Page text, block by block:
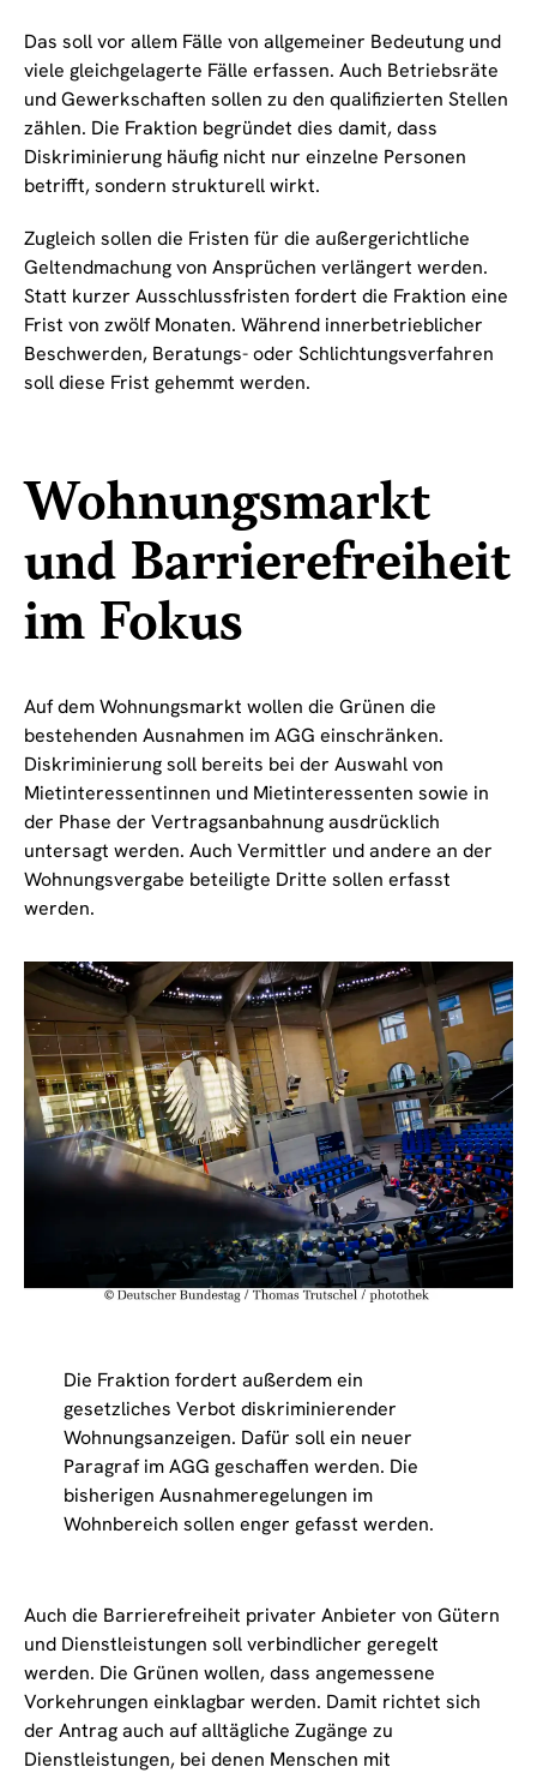
Das soll vor allem Fälle von allgemeiner Bedeutung und
viele gleichgelagerte Fälle erfassen. Auch Betriebsräte
und Gewerkschaften sollen zu den qualifizierten Stellen
zählen. Die Fraktion begründet dies damit, dass
Diskriminierung häufig nicht nur einzelne Personen
betrifft, sondern strukturell wirkt.
Zugleich sollen die Fristen für die außergerichtliche
Geltendmachung von Ansprüchen verlängert werden.
Statt kurzer Ausschlussfristen fordert die Fraktion eine
Frist von zwölf Monaten. Während innerbetrieblicher
Beschwerden, Beratungs- oder Schlichtungsverfahren
soll diese Frist gehemmt werden.
Wohnungsmarkt
und Barrierefreiheit
im Fokus
Auf dem Wohnungsmarkt wollen die Grünen die
bestehenden Ausnahmen im AGG einschränken.
Diskriminierung soll bereits bei der Auswahl von
Mietinteressentinnen und Mietinteressenten sowie in
der Phase der Vertragsanbahnung ausdrücklich
untersagt werden. Auch Vermittler und andere an der
Wohnungsvergabe beteiligte Dritte sollen erfasst
werden.
Die Fraktion fordert außerdem ein
gesetzliches Verbot diskriminierender
Wohnungsanzeigen. Dafür soll ein neuer
Paragraf im AGG geschaffen werden. Die
bisherigen Ausnahmeregelungen im
Wohnbereich sollen enger gefasst werden.
Auch die Barrierefreiheit privater Anbieter von Gütern
und Dienstleistungen soll verbindlicher geregelt
werden. Die Grünen wollen, dass angemessene
Vorkehrungen einklagbar werden. Damit richtet sich
der Antrag auch auf alltägliche Zugänge zu
Dienstleistungen, bei denen Menschen mit